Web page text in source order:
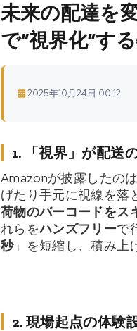
未来の配達を
で“視界化”す
2025年10月24日 00:12
1. 「視界」が配送
Amazonが披露したの
げたり手元に視線を落
荷物のバーコードをス
れらをハンズフリーで
秒」を短縮し、積み上
2. 現場起点の体験